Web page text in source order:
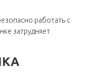
работать с
затрудняет